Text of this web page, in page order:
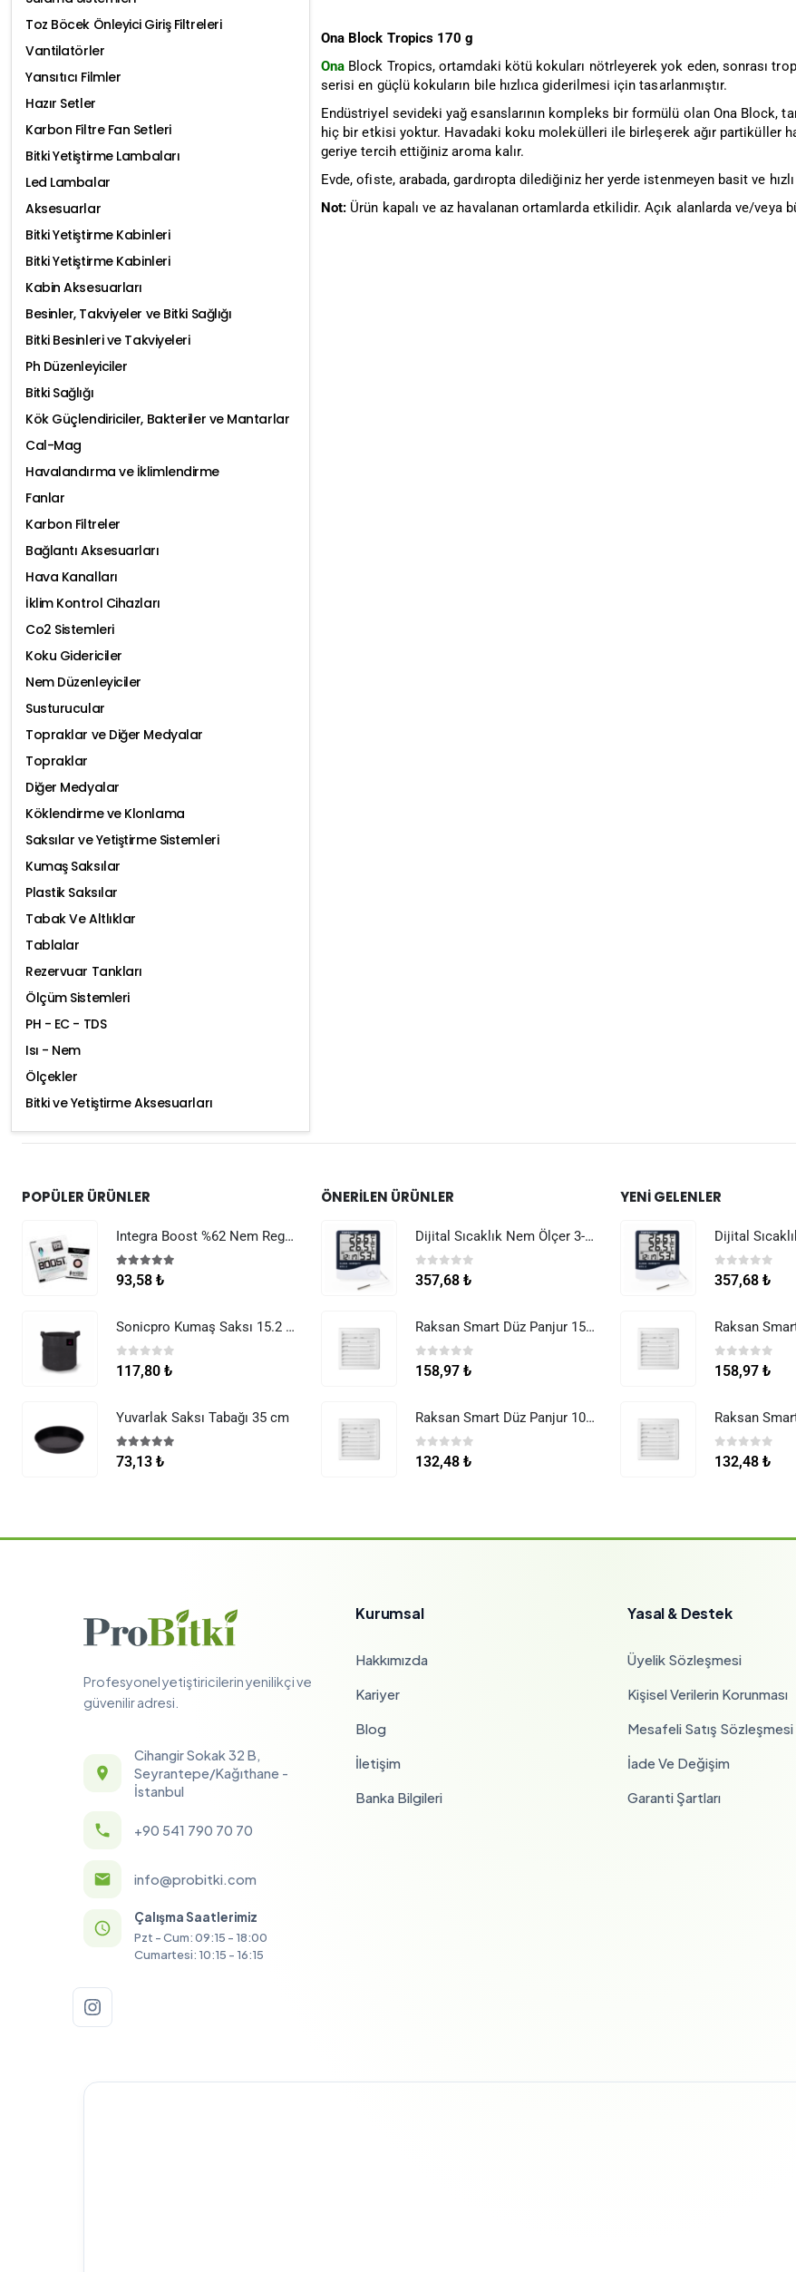
Ona Block Tropics 170 g
Ona Block Tropics, ortamdaki kötü kokuları nötrleyerek yok eden, sonrası
serisi en güçlü kokuların bile hızlıca giderilmesi için tasarlanmıştır.
Endüstriyel sevideki yağ esanslarının kompleks bir formülü olan Ona Block,
hiç bir etkisi yoktur. Havadaki koku molekülleri ile birleşerek ağır partiküller
geriye tercih ettiğiniz aroma kalır.
Evde, ofiste, arabada, gardıropta dilediğiniz her yerde istenmeyen basit ve
Not: Ürün kapalı ve az havalanan ortamlarda etkilidir. Açık alanlarda ve/veya
Toz Böcek Önleyici Giriş Filtreleri
Vantilatörler
Yansıtıcı Filmler
Hazır Setler
Karbon Filtre Fan Setleri
Bitki Yetiştirme Lambaları
Led Lambalar
Aksesuarlar
Bitki Yetiştirme Kabinleri
Bitki Yetiştirme Kabinleri
Kabin Aksesuarları
Besinler, Takviyeler ve Bitki Sağlığı
Bitki Besinleri ve Takviyeleri
Ph Düzenleyiciler
Bitki Sağlığı
Kök Güçlendiriciler, Bakteriler ve Mantarlar
Cal-Mag
Havalandırma ve İklimlendirme
Fanlar
Karbon Filtreler
Bağlantı Aksesuarları
Hava Kanalları
İklim Kontrol Cihazları
Co2 Sistemleri
Koku Gidericiler
Nem Düzenleyiciler
Susturucular
Topraklar ve Diğer Medyalar
Topraklar
Diğer Medyalar
Köklendirme ve Klonlama
Saksılar ve Yetiştirme Sistemleri
Kumaş Saksılar
Plastik Saksılar
Tabak Ve Altlıklar
Tablalar
Rezervuar Tankları
Ölçüm Sistemleri
PH - EC - TDS
Isı - Nem
Ölçekler
Bitki ve Yetiştirme Aksesuarları
POPÜLER ÜRÜNLER
Integra Boost %62 Nem Regülatörü 8 g
5.005 üzerinden
93,58 ₺
Sonicpro Kumaş Saksı 15.2 Litre (4 Galon)
0 5 üzerinden
117,80 ₺
Yuvarlak Saksı Tabağı 35 cm
5.00 5 üzerinden
73,13 ₺
ÖNERILEN ÜRÜNLER
Dijital Sıcaklık Nem Ölçer 3-1 Sensör Kablolu
05 üzerinden
357,68 ₺
Raksan Smart Düz Panjur 150 mm Sinek Telli
0 5 üzerinden
158,97 ₺
Raksan Smart Düz Panjur 100 mm Sinek Telli
0 5 üzerinden
132,48 ₺
YENI GELENLER
05
357,68 ₺
0 5
158,97 ₺
0 5
132,48 ₺
Profesyonel yetiştiricilerin yenilikçi ve
güvenilir adresi.
Cihangir Sokak 32 B,
Seyrantepe/Kağıthane -
İstanbul
+90 541 790 70 70
info@probitki.com
Çalışma Saatlerimiz
Pzt - Cum: 09:15 - 18:00
Cumartesi: 10:15 - 16:15
Kurumsal
Hakkımızda
Kariyer
Blog
İletişim
Banka Bilgileri
Yasal & Destek
Üyelik Sözleşmesi
Kişisel Verilerin Korunması
Mesafeli Satış Sözleşmesi
İade Ve Değişim
Garanti Şartları